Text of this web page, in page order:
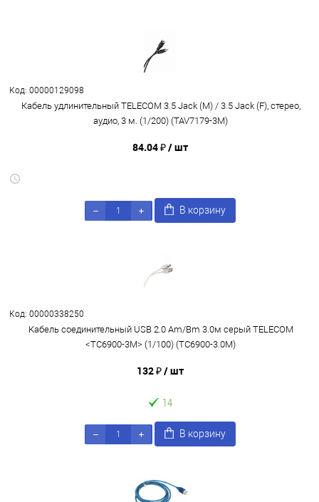
Код: 00000129098
Кабель удлинительный TELECOM 3.5 Jack (M) / 3.5 Jack (F), стерео,
аудио, 3 м. (1/200) (TAV7179-3M)
84.04 ₽/ шт
В корзину
Код: 00000338250
Кабель соединительный USB 2.0 Am/Bm 3.0м серый TELECOM
<TC6900-3M> (1/100) (TC6900-3.0M)
132 ₽/ шт
14
В корзину